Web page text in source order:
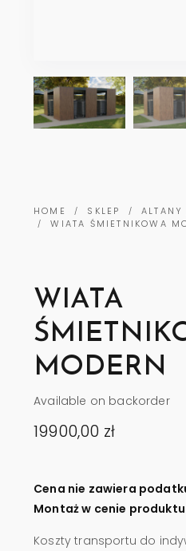
HOME / SKLEP /
/ WIATA ŚMIETNIKOWA
WIATA
MODERN
Available on backorder
19900,00 zł
Cena nie zawiera
Montaż w cenie
Koszty transportu do